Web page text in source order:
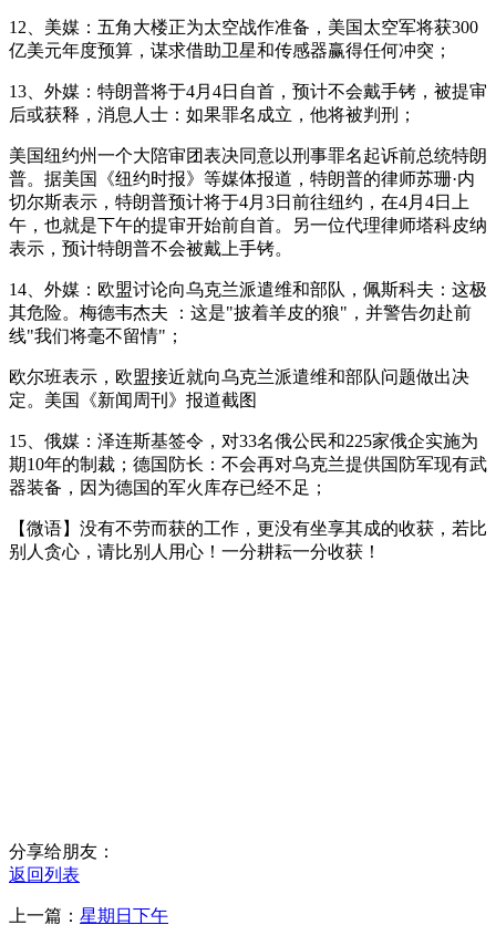
12、美媒：五角大楼正为太空战作准备，美国太空军将获300
亿美元年度预算，谋求借助卫星和传感器赢得任何冲突；
13、外媒：特朗普将于4月4日自首，预计不会戴手铐，被提审
后或获释，消息人士：如果罪名成立，他将被判刑；
美国纽约州一个大陪审团表决同意以刑事罪名起诉前总统特朗
普。据美国《纽约时报》等媒体报道，特朗普的律师苏珊·内
切尔斯表示，特朗普预计将于4月3日前往纽约，在4月4日上
午，也就是下午的提审开始前自首。另一位代理律师塔科皮纳
表示，预计特朗普不会被戴上手铐。
14、外媒：欧盟讨论向乌克兰派遣维和部队，佩斯科夫：这极
其危险。梅德韦杰夫 ：这是"披着羊皮的狼"，并警告勿赴前
线"我们将毫不留情"；
欧尔班表示，欧盟接近就向乌克兰派遣维和部队问题做出决
定。美国《新闻周刊》报道截图
15、俄媒：泽连斯基签令，对33名俄公民和225家俄企实施为
期10年的制裁；德国防长：不会再对乌克兰提供国防军现有武
器装备，因为德国的军火库存已经不足；
【微语】没有不劳而获的工作，更没有坐享其成的收获，若比
别人贪心，请比别人用心！一分耕耘一分收获！
分享给朋友：
返回列表
上一篇： 星期日下午